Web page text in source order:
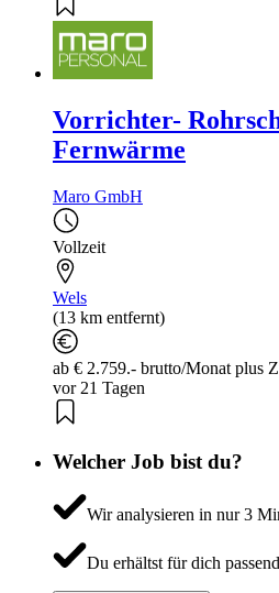
Vorrichter-
Fernwärme
Maro GmbH
Vollzeit
Wels
(13 km entfernt)
ab € 2.759.- brutto/Monat plus
vor 21 Tagen
Welcher Job bist du?
Wir analysieren in nur 3
Du erhältst für dich